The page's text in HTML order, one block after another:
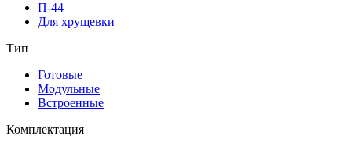
П-44
Для хрущевки
Тип
Готовые
Модульные
Встроенные
Комплектация